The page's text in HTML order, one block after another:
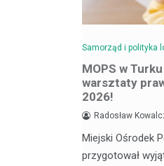
Samorząd i polityka
MOPS w
warsztaty
2026!
Radosław
Miejski Ośrodek
przygotował